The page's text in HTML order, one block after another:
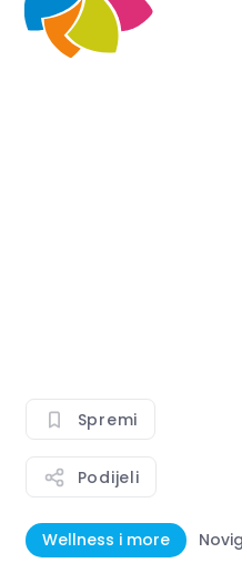
Spremi
Podijeli
Wellness i more